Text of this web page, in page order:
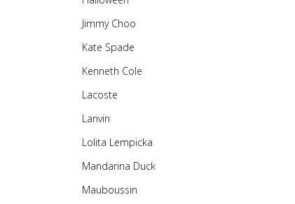
Jimmy Choo
Kate Spade
Kenneth Cole
Lacoste
Lanvin
Lolita Lempicka
Mandarina Duck
Mauboussin